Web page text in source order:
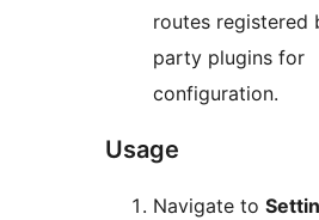
routes registered
party plugins for
configuration.
Usage
Navigate to